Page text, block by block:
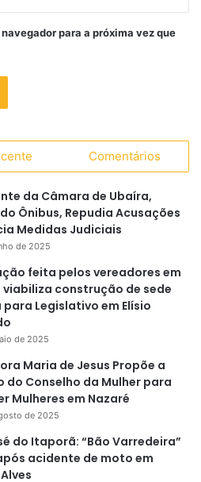
para a próxima vez que
Comentários
da Câmara de Ubaíra,
Ônibus, Repudia Acusações
Medidas Judiciais
de 2025
feita pelos vereadores em
viabiliza construção de sede
Legislativo em Elísio
de 2025
Maria de Jesus Propõe a
do Conselho da Mulher para
Mulheres em Nazaré
de 2025
do Itaporã: “Bão Varredeira”
acidente de moto em